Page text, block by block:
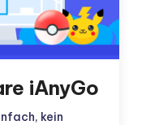
Tipps
iAnyGo
kein